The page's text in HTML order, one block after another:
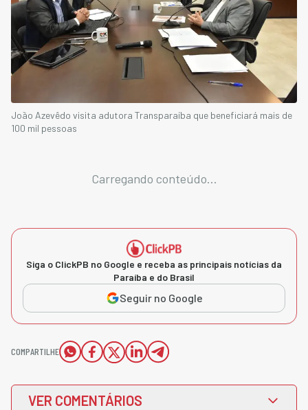
João Azevêdo visita adutora Transparaíba que beneficiará mais de
100 mil pessoas
Carregando conteúdo...
Siga o ClickPB no Google e receba as principais notícias da
Paraíba e do Brasil
Seguir no Google
COMPARTILHE
VER COMENTÁRIOS